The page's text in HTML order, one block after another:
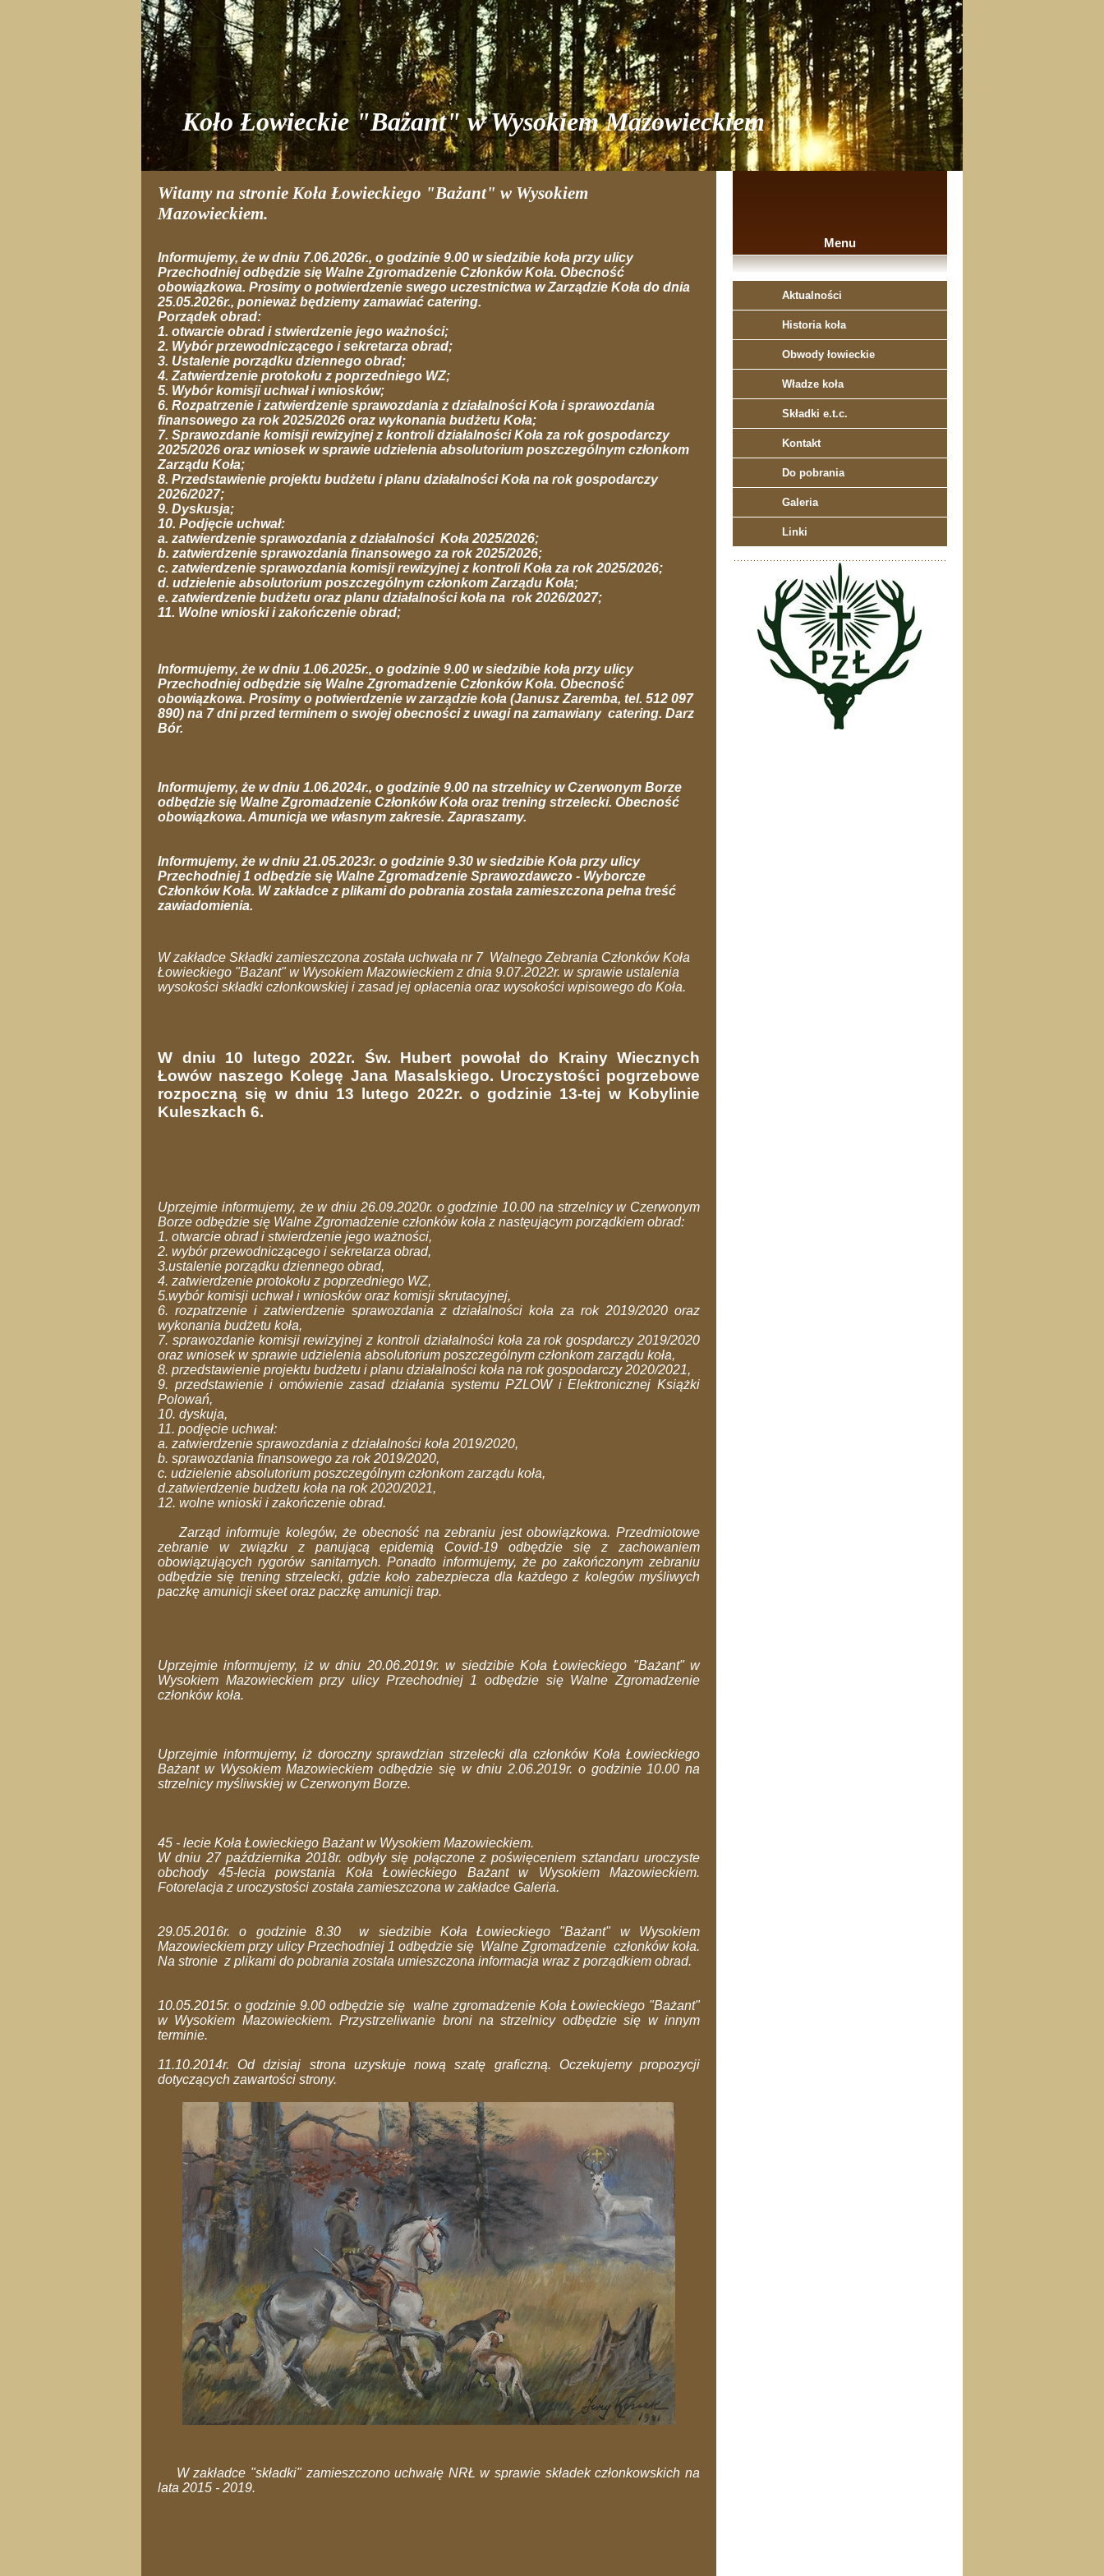
Koło Łowieckie "Bażant" w Wysokiem Mazowieckiem
Menu
Aktualności
Historia koła
Obwody łowieckie
Władze koła
Składki e.t.c.
Kontakt
Do pobrania
Galeria
Linki
Witamy na stronie Koła Łowieckiego "Bażant" w Wysokiem
Mazowieckiem.
Informujemy, że w dniu 7.06.2026r., o godzinie 9.00 w siedzibie koła przy ulicy
Przechodniej odbędzie się Walne Zgromadzenie Członków Koła. Obecność
obowiązkowa. Prosimy o potwierdzenie swego uczestnictwa w Zarządzie Koła do dnia
25.05.2026r., ponieważ będziemy zamawiać catering.
Porządek obrad:
1. otwarcie obrad i stwierdzenie jego ważności;
2. Wybór przewodniczącego i sekretarza obrad;
3. Ustalenie porządku dziennego obrad;
4. Zatwierdzenie protokołu z poprzedniego WZ;
5. Wybór komisji uchwał i wniosków;
6. Rozpatrzenie i zatwierdzenie sprawozdania z działalności Koła i sprawozdania
finansowego za rok 2025/2026 oraz wykonania budżetu Koła;
7. Sprawozdanie komisji rewizyjnej z kontroli działalności Koła za rok gospodarczy
2025/2026 oraz wniosek w sprawie udzielenia absolutorium poszczególnym członkom
Zarządu Koła;
8. Przedstawienie projektu budżetu i planu działalności Koła na rok gospodarczy
2026/2027;
9. Dyskusja;
10. Podjęcie uchwał:
a. zatwierdzenie sprawozdania z działalności Koła 2025/2026;
b. zatwierdzenie sprawozdania finansowego za rok 2025/2026;
c. zatwierdzenie sprawozdania komisji rewizyjnej z kontroli Koła za rok 2025/2026;
d. udzielenie absolutorium poszczególnym członkom Zarządu Koła;
e. zatwierdzenie budżetu oraz planu działalności koła na rok 2026/2027;
11. Wolne wnioski i zakończenie obrad;
Informujemy, że w dniu 1.06.2025r., o godzinie 9.00 w siedzibie koła przy ulicy
Przechodniej odbędzie się Walne Zgromadzenie Członków Koła. Obecność
obowiązkowa. Prosimy o potwierdzenie w zarządzie koła (Janusz Zaremba, tel. 512 097
890) na 7 dni przed terminem o swojej obecności z uwagi na zamawiany catering. Darz
Bór.
Informujemy, że w dniu 1.06.2024r., o godzinie 9.00 na strzelnicy w Czerwonym Borze
odbędzie się Walne Zgromadzenie Członków Koła oraz trening strzelecki. Obecność
obowiązkowa. Amunicja we własnym zakresie. Zapraszamy.
Informujemy, że w dniu 21.05.2023r. o godzinie 9.30 w siedzibie Koła przy ulicy
Przechodniej 1 odbędzie się Walne Zgromadzenie Sprawozdawczo - Wyborcze
Członków Koła. W zakładce z plikami do pobrania została zamieszczona pełna treść
zawiadomienia.
W zakładce Składki zamieszczona została uchwała nr 7 Walnego Zebrania Członków Koła
Łowieckiego "Bażant" w Wysokiem Mazowieckiem z dnia 9.07.2022r. w sprawie ustalenia
wysokości składki członkowskiej i zasad jej opłacenia oraz wysokości wpisowego do Koła.
W dniu 10 lutego 2022r. Św. Hubert powołał do Krainy Wiecznych
Łowów naszego Kolegę Jana Masalskiego. Uroczystości pogrzebowe
rozpoczną się w dniu 13 lutego 2022r. o godzinie 13-tej w Kobylinie
Kuleszkach 6.
Uprzejmie informujemy, że w dniu 26.09.2020r. o godzinie 10.00 na strzelnicy w Czerwonym
Borze odbędzie się Walne Zgromadzenie członków koła z nastęującym porządkiem obrad:
1. otwarcie obrad i stwierdzenie jego ważności,
2. wybór przewodniczącego i sekretarza obrad,
3.ustalenie porządku dziennego obrad,
4. zatwierdzenie protokołu z poprzedniego WZ,
5.wybór komisji uchwał i wniosków oraz komisji skrutacyjnej,
6. rozpatrzenie i zatwierdzenie sprawozdania z działalności koła za rok 2019/2020 oraz
wykonania budżetu koła,
7. sprawozdanie komisji rewizyjnej z kontroli działalności koła za rok gospdarczy 2019/2020
oraz wniosek w sprawie udzielenia absolutorium poszczególnym członkom zarządu koła,
8. przedstawienie projektu budżetu i planu działalności koła na rok gospodarczy 2020/2021,
9. przedstawienie i omówienie zasad działania systemu PZLOW i Elektronicznej Książki
Polowań,
10. dyskuja,
11. podjęcie uchwał:
a. zatwierdzenie sprawozdania z działalności koła 2019/2020,
b. sprawozdania finansowego za rok 2019/2020,
c. udzielenie absolutorium poszczególnym członkom zarządu koła,
d.zatwierdzenie budżetu koła na rok 2020/2021,
12. wolne wnioski i zakończenie obrad.
Zarząd informuje kolegów, że obecność na zebraniu jest obowiązkowa. Przedmiotowe
zebranie w związku z panującą epidemią Covid-19 odbędzie się z zachowaniem
obowiązujących rygorów sanitarnych. Ponadto informujemy, że po zakończonym zebraniu
odbędzie się trening strzelecki, gdzie koło zabezpiecza dla każdego z kolegów myśliwych
paczkę amunicji skeet oraz paczkę amunicji trap.
Uprzejmie informujemy, iż w dniu 20.06.2019r. w siedzibie Koła Łowieckiego "Bażant" w
Wysokiem Mazowieckiem przy ulicy Przechodniej 1 odbędzie się Walne Zgromadzenie
członków koła.
Uprzejmie informujemy, iż doroczny sprawdzian strzelecki dla członków Koła Łowieckiego
Bażant w Wysokiem Mazowieckiem odbędzie się w dniu 2.06.2019r. o godzinie 10.00 na
strzelnicy myśliwskiej w Czerwonym Borze.
45 - lecie Koła Łowieckiego Bażant w Wysokiem Mazowieckiem.
W dniu 27 października 2018r. odbyły się połączone z poświęceniem sztandaru uroczyste
obchody 45-lecia powstania Koła Łowieckiego Bażant w Wysokiem Mazowieckiem.
Fotorelacja z uroczystości została zamieszczona w zakładce Galeria.
29.05.2016r. o godzinie 8.30 w siedzibie Koła Łowieckiego "Bażant" w Wysokiem
Mazowieckiem przy ulicy Przechodniej 1 odbędzie się Walne Zgromadzenie członków koła.
Na stronie z plikami do pobrania została umieszczona informacja wraz z porządkiem obrad.
10.05.2015r. o godzinie 9.00 odbędzie się walne zgromadzenie Koła Łowieckiego "Bażant"
w Wysokiem Mazowieckiem. Przystrzeliwanie broni na strzelnicy odbędzie się w innym
terminie.
11.10.2014r. Od dzisiaj strona uzyskuje nową szatę graficzną. Oczekujemy propozycji
dotyczących zawartości strony.
W zakładce "składki" zamieszczono uchwałę NRŁ w sprawie składek członkowskich na
lata 2015 - 2019.